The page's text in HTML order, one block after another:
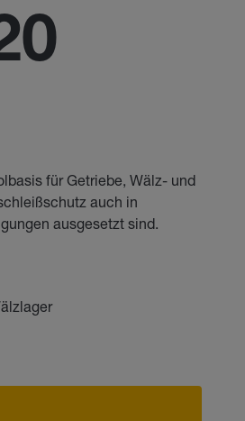
für Getriebe, Wälz- und
auch in
ausgesetzt sind.